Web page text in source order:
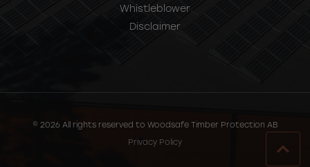
Whistleblower
Disclaimer
© 2026 All rights reserved to Woodsafe Timber Protection AB
Privacy Policy